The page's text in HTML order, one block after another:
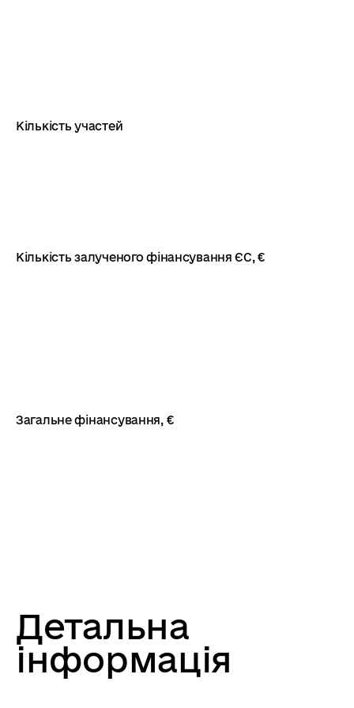
Кількість участей
Кількість залученого фінансування ЄС, €
Загальне фінансування, €
Детальна
інформація